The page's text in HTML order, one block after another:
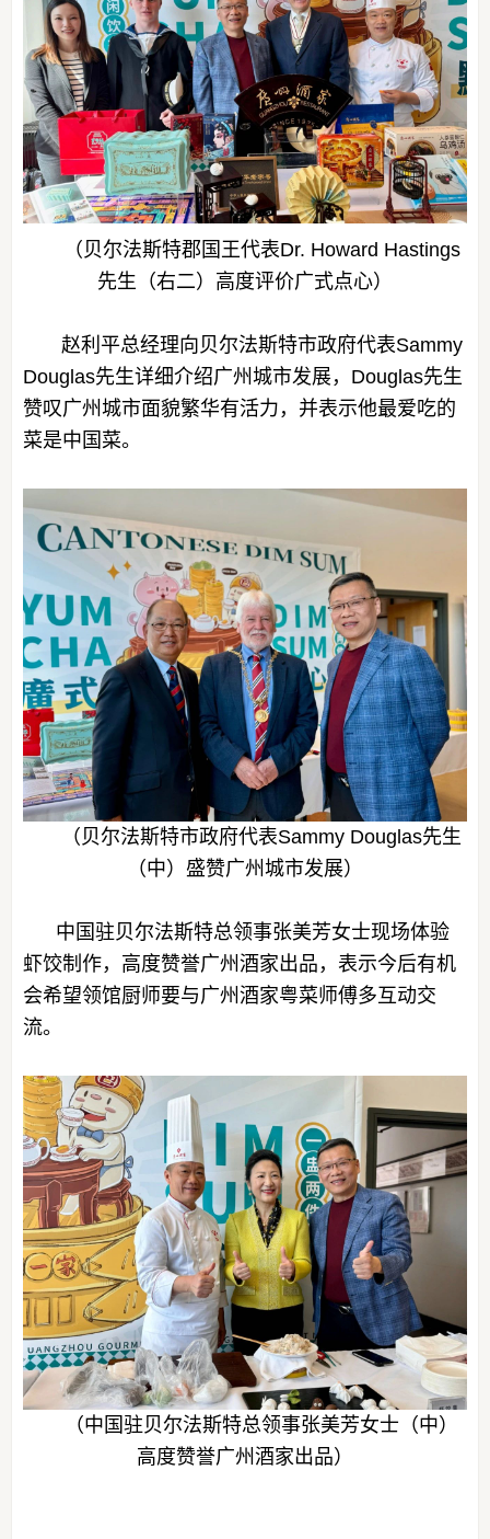
（贝尔法斯特郡国王代表Dr. Howard Hastings
先生（右二）高度评价广式点心）
赵利平总经理向贝尔法斯特市政府代表Sammy
Douglas先生详细介绍广州城市发展，Douglas先生
赞叹广州城市面貌繁华有活力，并表示他最爱吃的
菜是中国菜。
（贝尔法斯特市政府代表Sammy Douglas先生
（中）盛赞广州城市发展）
中国驻贝尔法斯特总领事张美芳女士现场体验
虾饺制作，高度赞誉广州酒家出品，表示今后有机
会希望领馆厨师要与广州酒家粤菜师傅多互动交
流。
（中国驻贝尔法斯特总领事张美芳女士（中）
高度赞誉广州酒家出品）